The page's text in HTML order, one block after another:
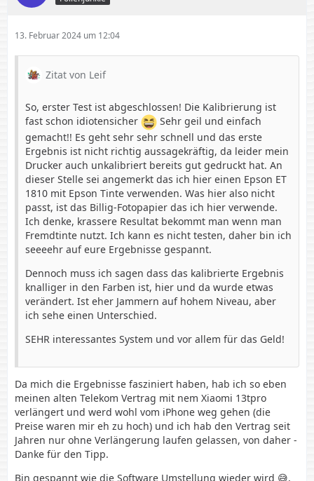
13. Februar 2024 um 12:04
Zitat von Leif
So, erster Test ist abgeschlossen! Die Kalibrierung ist
fast schon idiotensicher
Sehr geil und einfach
gemacht!! Es geht sehr sehr schnell und das erste
Ergebnis ist nicht richtig aussagekräftig, da leider mein
Drucker auch unkalibriert bereits gut gedruckt hat. An
dieser Stelle sei angemerkt das ich hier einen Epson ET
1810 mit Epson Tinte verwenden. Was hier also nicht
passt, ist das Billig-Fotopapier das ich hier verwende.
Ich denke, krassere Resultat bekommt man wenn man
Fremdtinte nutzt. Ich kann es nicht testen, daher bin ich
seeeehr auf eure Ergebnisse gespannt.
Dennoch muss ich sagen dass das kalibrierte Ergebnis
knalliger in den Farben ist, hier und da wurde etwas
verändert. Ist eher Jammern auf hohem Niveau, aber
ich sehe einen Unterschied.
SEHR interessantes System und vor allem für das Geld!
Da mich die Ergebnisse fasziniert haben, hab ich so eben
meinen alten Telekom Vertrag mit nem Xiaomi 13tpro
verlängert und werd wohl vom iPhone weg gehen (die
Preise waren mir eh zu hoch) und ich hab den Vertrag seit
Jahren nur ohne Verlängerung laufen gelassen, von daher -
Danke für den Tipp.
Bin gespannt wie die Software Umstellung wieder wird 😅,